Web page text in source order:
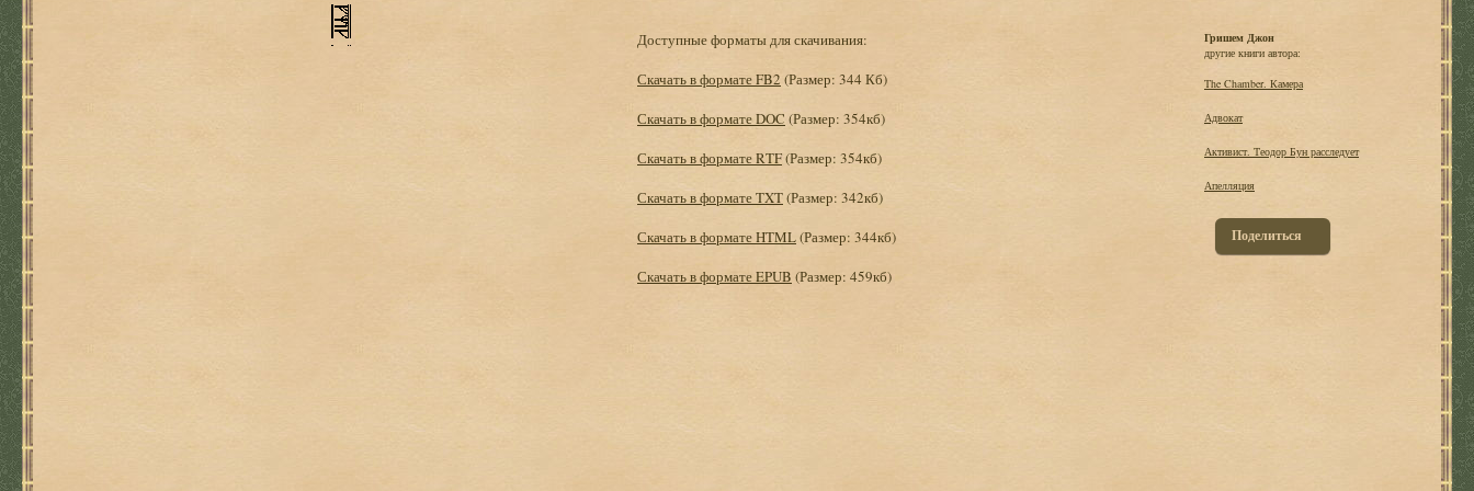
Доступные форматы для скачивания:
Скачать в формате FB2 (Размер: 344 Кб)
Скачать в формате DOC (Размер: 354кб)
Скачать в формате RTF(Размер: 354кб)
Скачать в формате TXT(Размер: 342кб)
Скачать в формате HTML(Размер: 344кб)
Скачать в формате EPUB (Размер: 459кб)
Гришем Джон
другие книги автора:
The Chamber. Камера
Адвокат
Активист. Теодор Бун расследует
Апелляция
Поделиться